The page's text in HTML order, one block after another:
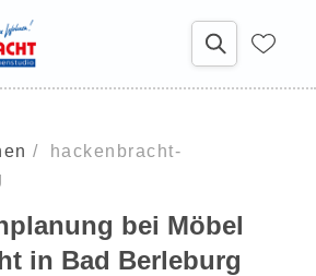
hackenbracht-
bei Möbel
in Bad Berleburg